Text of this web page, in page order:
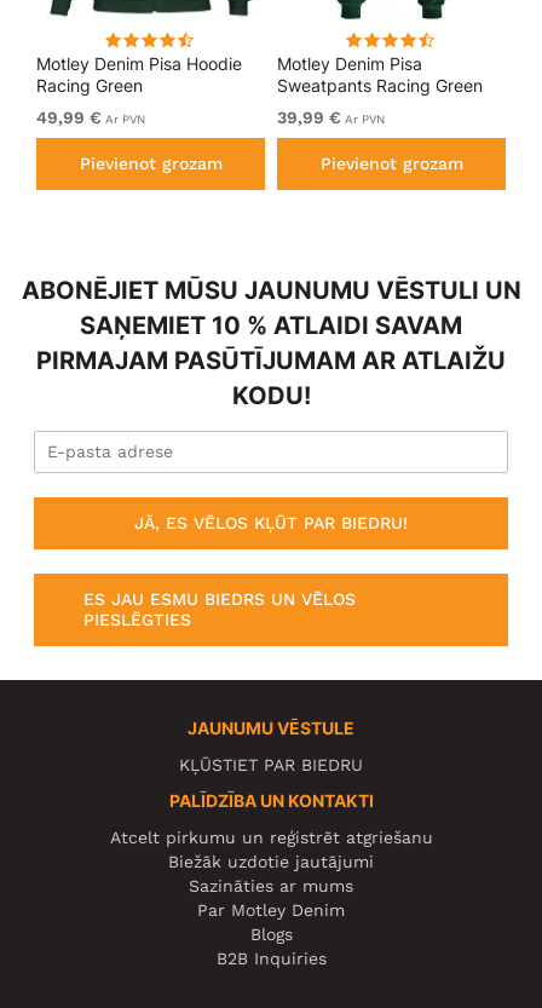
Motley Denim Pisa Hoodie
Racing Green
49,99 € Ar PVN
Pievienot grozam
Motley Denim Pisa
Sweatpants Racing Green
39,99 € Ar PVN
Pievienot grozam
ABONĒJIET MŪSU JAUNUMU VĒSTULI UN
SAŅEMIET 10 % ATLAIDI SAVAM
PIRMAJAM PASŪTĪJUMAM AR ATLAIŽU
KODU!
JĀ, ES VĒLOS KĻŪT PAR BIEDRU!
ES JAU ESMU BIEDRS UN VĒLOS
PIESLĒGTIES
JAUNUMU VĒSTULE
KĻŪSTIET PAR BIEDRU
PALĪDZĪBA UN KONTAKTI
Atcelt pirkumu un reģistrēt atgriešanu
Biežāk uzdotie jautājumi
Sazināties ar mums
Par Motley Denim
Blogs
B2B Inquiries